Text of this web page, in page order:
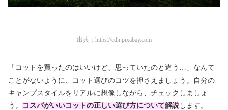
出典： https://cdn.pixabay.com
「コットを買ったのはいいけど、思っていたのと違う…」なんて
ことがないように、コット選びのコツを押さえましょう。自分の
キャンプスタイルをリアルに想像しながら、チェックしましょ
う。
コスパがいいコットの正しい選び方について解説 します。